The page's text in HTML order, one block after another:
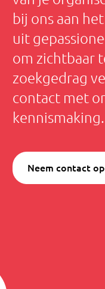
bij ons aan
uit
om zichtbaar
zoekgedrag
contact met
kennismaking.
Neem contact op